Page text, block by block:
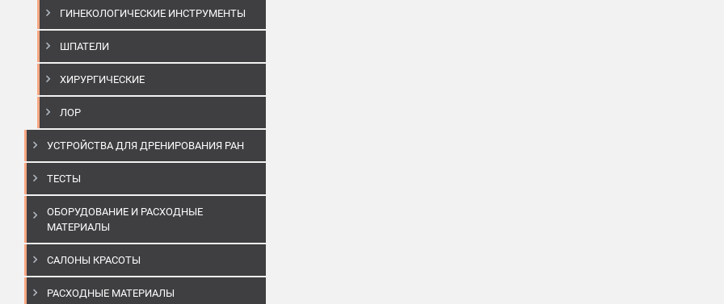
ГИНЕКОЛОГИЧЕСКИЕ ИНСТРУМЕНТЫ
ШПАТЕЛИ
ХИРУРГИЧЕСКИЕ
ЛОР
УСТРОЙСТВА ДЛЯ ДРЕНИРОВАНИЯ РАН
ТЕСТЫ
ОБОРУДОВАНИЕ И РАСХОДНЫЕ
МАТЕРИАЛЫ
САЛОНЫ КРАСОТЫ
РАСХОДНЫЕ МАТЕРИАЛЫ